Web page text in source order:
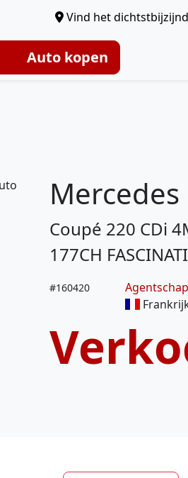
Vind het
Auto kopen
Mercedes
Coupé 220 CDi
177CH
#160420